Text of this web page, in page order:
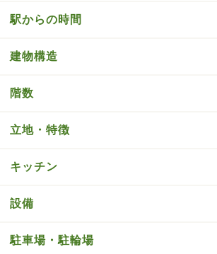
駅からの時間
建物構造
階数
立地・特徴
キッチン
設備
駐車場・駐輪場